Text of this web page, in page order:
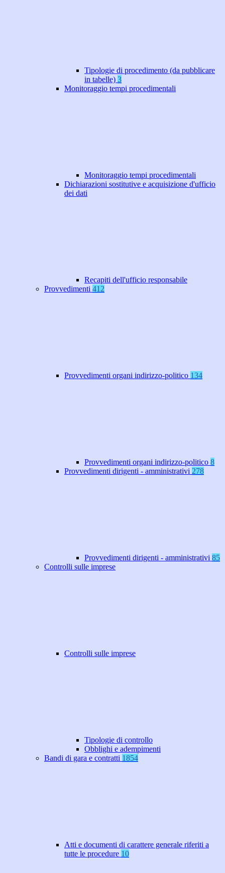
Tipologie di procedimento (da pubblicare
in tabelle) 3
Monitoraggio tempi procedimentali
Monitoraggio tempi procedimentali
Dichiarazioni sostitutive e acquisizione d'ufficio
dei dati
Recapiti dell'ufficio responsabile
Provvedimenti 412
Provvedimenti organi indirizzo-politico 134
Provvedimenti organi indirizzo-politico 8
Provvedimenti dirigenti - amministrativi 278
Provvedimenti dirigenti - amministrativi 85
Controlli sulle imprese
Controlli sulle imprese
Tipologie di controllo
Obblighi e adempimenti
Bandi di gara e contratti 1854
Atti e documenti di carattere generale riferiti a
tutte le procedure 10